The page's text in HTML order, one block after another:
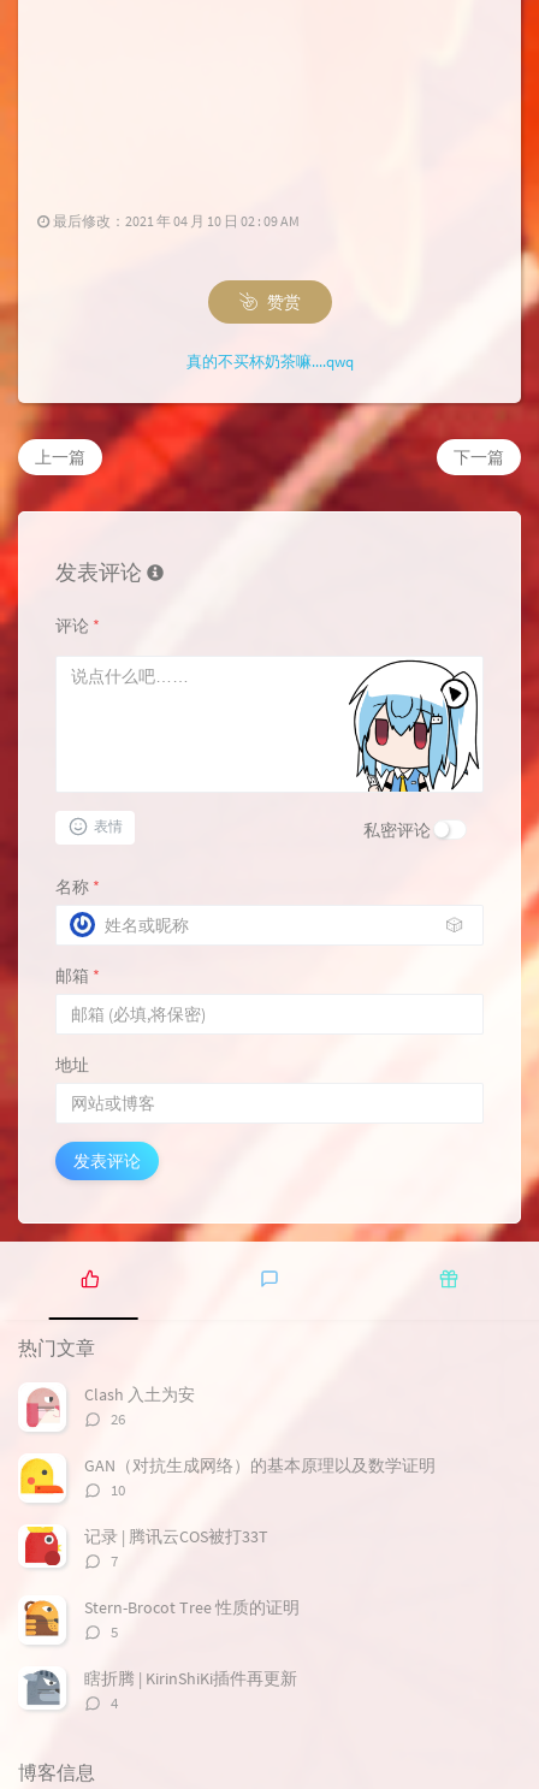
最后修改：2021 年 04 月 10 日 02 : 09 AM
赞赏
真的不买杯奶茶嘛....qwq
下一篇
上一篇
发表评论
评论 *
表情 私密评论
名称 *
🎲
邮箱 *
地址
发表评论
门
文
章
热门文章
Clash 入土为安
评
数：
26
GAN（对抗生成网络）的基本原理以及数学证明
评
数：
10
记录 | 腾讯云COS被打33T
评
数：
7
Stern-Brocot Tree 性质的证明
评
数：
5
瞎折腾 | KirinShiKi插件再更新
评
4
博客信息